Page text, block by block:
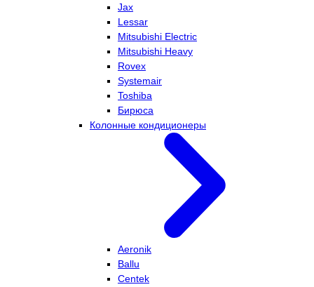
Jax
Lessar
Mitsubishi Electric
Mitsubishi Heavy
Rovex
Systemair
Toshiba
Бирюса
Колонные кондиционеры
Aeronik
Ballu
Centek